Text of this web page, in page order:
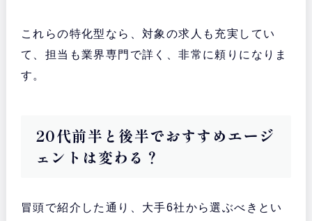
これらの特化型なら、対象の求人も充実してい
て、担当も業界専門で詳く、非常に頼りになりま
す。
20代前半と後半でおすすめエージ
ェントは変わる？
冒頭で紹介した通り、大手6社から選ぶべきとい